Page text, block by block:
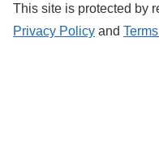
This site is protected by
Privacy Policy and